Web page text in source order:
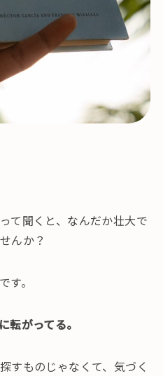
て聞くと、なんだか壮大で
んか？
す。
転がってる。
すものじゃなくて、気づく